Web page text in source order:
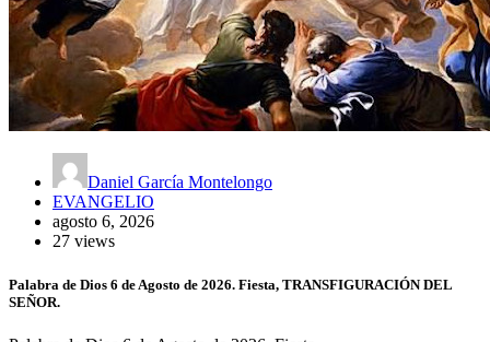
Daniel García Montelongo
EVANGELIO
agosto 6, 2026
27 views
Palabra de Dios 6 de Agosto de 2026. Fiesta, TRANSFIGURACIÓN DEL
SEÑOR.